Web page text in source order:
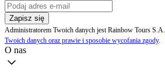
Zapisz się
Administratorem Twoich danych jest Rainbow Tours S.A.
Twoich danych oraz prawie i sposobie wycofania zgody.
O nas